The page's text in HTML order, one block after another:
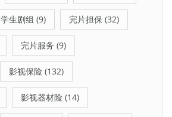
学生剧组 (9) 完片担保 (32)
完片服务 (9)
影视保险 (132)
影视器材险 (14)